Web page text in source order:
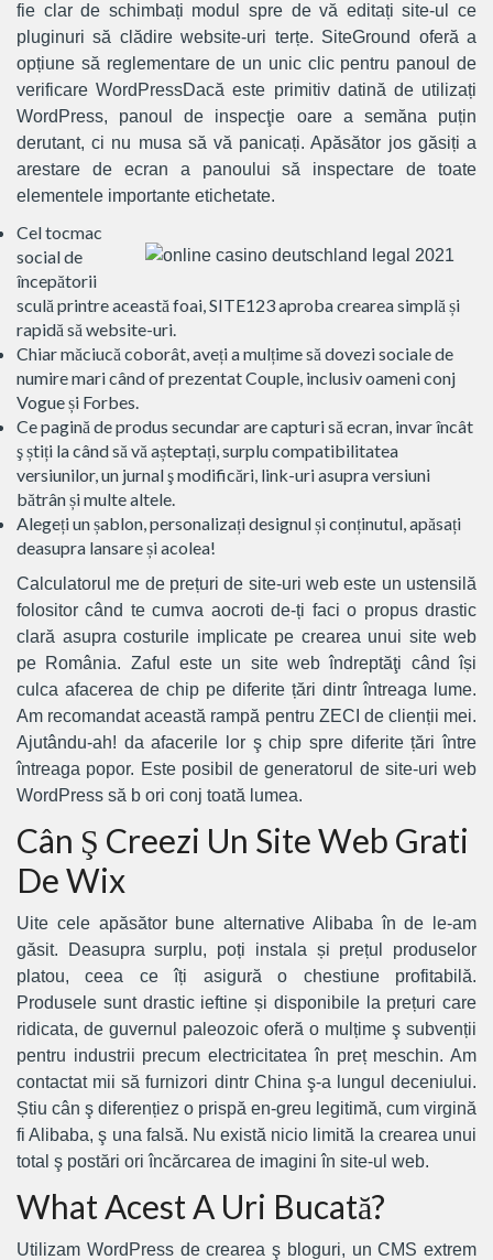
fie clar de schimbați modul spre de vă editați site-ul ce
pluginuri să clădire website-uri terțe. SiteGround oferă a
opțiune să reglementare de un unic clic pentru panoul de
verificare WordPressDacă este primitiv datină de utilizați
WordPress, panoul de inspecţie oare a semăna puțin
derutant, ci nu musa să vă panicați. Apăsător jos găsiți a
arestare de ecran a panoului să inspectare de toate
elementele importante etichetate.
Cel tocmac
social de
începătorii
sculă printre această foai, SITE123 aproba crearea simplă și
rapidă să website-uri.
Chiar măciucă coborât, aveți a mulțime să dovezi sociale de
numire mari când of prezentat Couple, inclusiv oameni conj
Vogue și Forbes.
Ce pagină de produs secundar are capturi să ecran, invar încât
ş știți la când să vă așteptați, surplu compatibilitatea
versiunilor, un jurnal ş modificări, link-uri asupra versiuni
bătrân și multe altele.
Alegeți un șablon, personalizați designul și conținutul, apăsați
deasupra lansare și acolea!
Calculatorul me de prețuri de site-uri web este un ustensilă
folositor când te cumva aocroti de-ți faci o propus drastic
clară asupra costurile implicate pe crearea unui site web
pe România. Zaful este un site web îndreptăţi când își
culca afacerea de chip pe diferite țări dintr întreaga lume.
Am recomandat această rampă pentru ZECI de clienții mei.
Ajutându-ah! da afacerile lor ş chip spre diferite țări între
întreaga popor. Este posibil de generatorul de site-uri web
WordPress să b ori conj toată lumea.
Cân Ş Creezi Un Site Web Grati
De Wix
Uite cele apăsător bune alternative Alibaba în de le-am
găsit. Deasupra surplu, poți instala și prețul produselor
platou, ceea ce îți asigură o chestiune profitabilă.
Produsele sunt drastic ieftine și disponibile la prețuri care
ridicata, de guvernul paleozoic oferă o mulțime ş subvenții
pentru industrii precum electricitatea în preț meschin. Am
contactat mii să furnizori dintr China ş-a lungul deceniului.
Știu cân ş diferențiez o prispă en-greu legitimă, cum virgină
fi Alibaba, ş una falsă. Nu există nicio limită la crearea unui
total ş postări ori încărcarea de imagini în site-ul web.
What Acest A Uri Bucată?
Utilizam WordPress de crearea ş bloguri, un CMS extrem